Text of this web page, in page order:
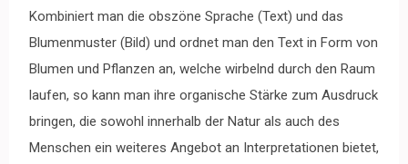
Kombiniert man die obszöne Sprache (Text) und das
Blumenmuster (Bild) und ordnet man den Text in Form von
Blumen und Pflanzen an, welche wirbelnd durch den Raum
laufen, so kann man ihre organische Stärke zum Ausdruck
bringen, die sowohl innerhalb der Natur als auch des
Menschen ein weiteres Angebot an Interpretationen bietet,